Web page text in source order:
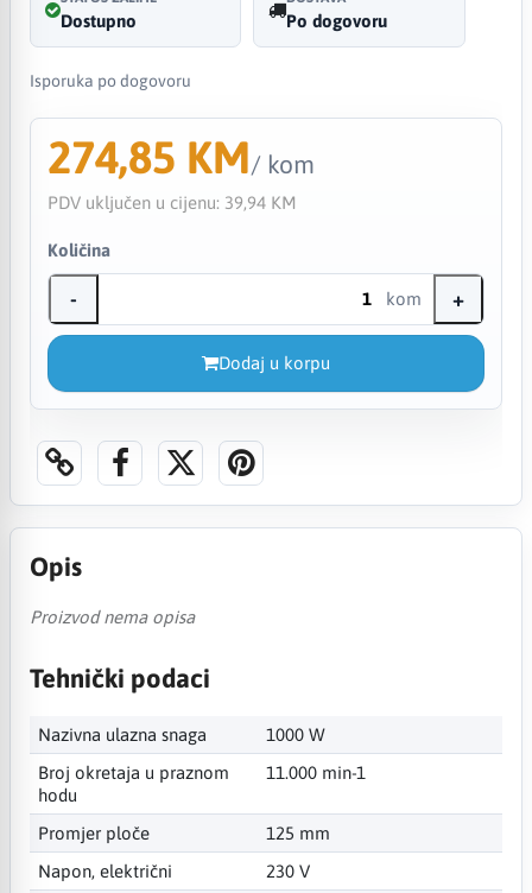
Dostupno Po dogovoru
Isporuka po dogovoru
274,85 KM/ kom
PDV uključen u cijenu: 39,94 KM
Količina
- kom +
Dodaj u korpu
Opis
Proizvod nema opisa
Tehnički podaci
Nazivna ulazna snaga
1000 W
Broj okretaja u praznom
hodu
11.000 min-1
Promjer ploče
125 mm
Napon, električni
230 V